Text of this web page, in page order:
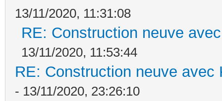
13/11/2020, 11:31:08
RE: Construction neuve
13/11/2020, 11:53:44
RE: Construction neuve avec
- 13/11/2020, 23:26:10